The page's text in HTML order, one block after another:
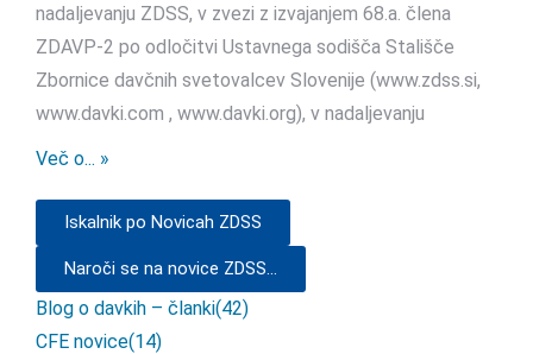
nadaljevanju ZDSS, v zvezi z izvajanjem 68.a. člena
ZDAVP-2 po odločitvi Ustavnega sodišča Stališče
Zbornice davčnih svetovalcev Slovenije (www.zdss.si,
www.davki.com , www.davki.org), v nadaljevanju
Več o... »
Iskalnik po Novicah ZDSS
Naroči se na novice ZDSS...
Blog o davkih – članki(42)
CFE novice(14)